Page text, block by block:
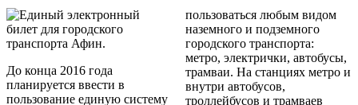
До конца 2016 года
планируется ввести в
пользование единую систему
пользоваться любым видом
наземного и подземного
городского транспорта:
метро, электрички, автобусы,
трамваи. На станциях метро и
внутри автобусов,
троллейбусов и трамваев